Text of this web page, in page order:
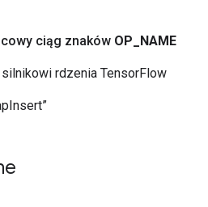
ciąg znaków OP NAME
rdzenia TensorFlow